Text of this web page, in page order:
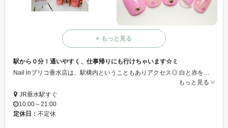
もっと見る
駅から０分！通いやすく、仕事帰りにも行けちゃいます☆ミ
もっと見る
JR垂水駅すぐ
10:00～21:00
定休日： 不定休